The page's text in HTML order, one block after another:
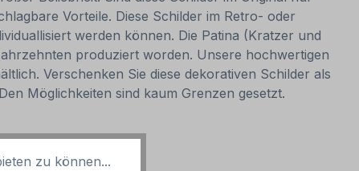
Vorteile. Diese Schilder im Retro- oder
werden können. Die Patina (Kratzer und
produziert worden. Unsere hochwertigen
Verschenken Sie diese dekorativen Schilder als
Möglichkeiten sind kaum Grenzen gesetzt.
zu können...